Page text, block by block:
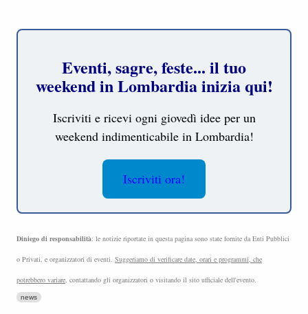
Eventi, sagre, feste... il tuo
weekend in Lombardia inizia qui!
Iscriviti e ricevi ogni giovedì idee per un
weekend indimenticabile in Lombardia!
Iscriviti ora!
Diniego di responsabilità: le notizie riportate in questa pagina sono state fornite da Enti Pubblici
o Privati, e organizzatori di eventi. Suggeriamo di verificare date, orari e programmi, che
potrebbero variare , contattando gli organizzatori o visitando il sito ufficiale dell'evento.
news